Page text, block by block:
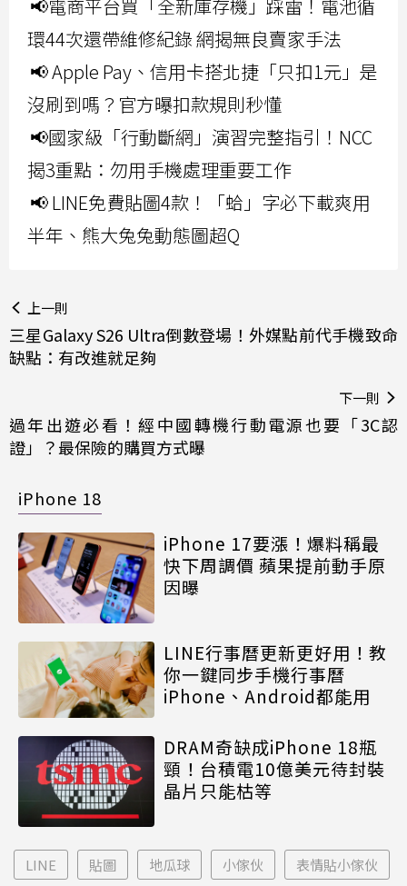
📢電商平台買「全新庫存機」踩雷！電池循
環44次還帶維修紀錄 網揭無良賣家手法
📢 Apple Pay、信用卡搭北捷「只扣1元」是
沒刷到嗎？官方曝扣款規則秒懂
📢國家級「行動斷網」演習完整指引！NCC
揭3重點：勿用手機處理重要工作
📢 LINE免費貼圖4款！「蛤」字必下載爽用
半年、熊大兔兔動態圖超Q
上一則
三星Galaxy S26 Ultra倒數登場！外媒點前代手機致命
缺點：有改進就足夠
下一則
過年出遊必看！經中國轉機行動電源也要「3C認
證」？最保險的購買方式曝
iPhone 18
iPhone 17要漲！爆料稱最
快下周調價 蘋果提前動手原
因曝
LINE行事曆更新更好用！教
你一鍵同步手機行事曆
iPhone、Android都能用
DRAM奇缺成iPhone 18瓶
頸！台積電10億美元待封裝
晶片只能枯等
LINE 貼圖 地瓜球 小傢伙 表情貼小傢伙